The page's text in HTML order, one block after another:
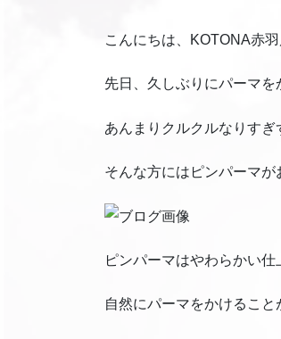
こんにちは、KOTONA赤
先日、久しぶりにパーマを
あんまりクルクルなりすぎ
そんな方にはピンパーマが
ピンパーマはやわらかい仕
自然にパーマをかけること